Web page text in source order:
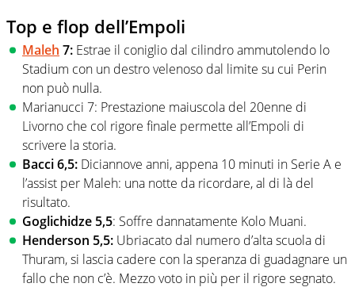
Top e flop dell’Empoli
Maleh 7: Estrae il coniglio dal cilindro ammutolendo lo
Stadium con un destro velenoso dal limite su cui Perin
non può nulla.
Marianucci 7: Prestazione maiuscola del 20enne di
Livorno che col rigore finale permette all’Empoli di
scrivere la storia.
Bacci 6,5: Diciannove anni, appena 10 minuti in Serie A e
l’assist per Maleh: una notte da ricordare, al di là del
risultato.
Goglichidze 5,5: Soffre dannatamente Kolo Muani.
Henderson 5,5: Ubriacato dal numero d’alta scuola di
Thuram, si lascia cadere con la speranza di guadagnare un
fallo che non c’è. Mezzo voto in più per il rigore segnato.